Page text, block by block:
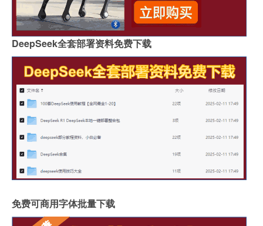
DeepSeek全套部署资料免费下载
免费可商用字体批量下载